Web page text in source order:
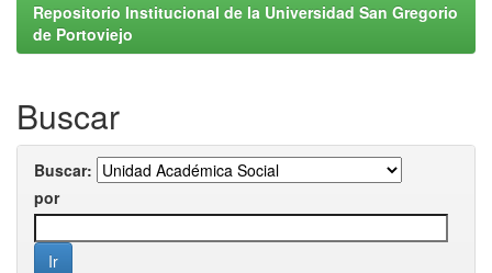
Repositorio Institucional de la Universidad San Gregorio
de Portoviejo
Buscar
Buscar:
por